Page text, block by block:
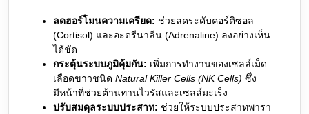
ลดฮอร์โมนความเครียด: ช่วยลดระดับคอร์ติซอล
(Cortisol) และอะดรีนาลีน (Adrenaline) ลงอย่างเห็น
ได้ชัด
กระตุ้นระบบภูมิคุ้มกัน: เพิ่มการทำงานของเซลล์เม็ด
เลือดขาวชนิด Natural Killer Cells (NK Cells) ซึ่ง
มีหน้าที่ช่วยต้านทานไวรัสและเซลล์มะเร็ง
ปรับสมดุลระบบประสาท: ช่วยให้ระบบประสาทพารา